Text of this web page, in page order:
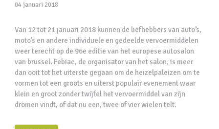
04 januari 2018
Van 12 tot 21 januari 2018 kunnen de liefhebbers van auto’s,
moto’s en andere individuele en gedeelde vervoermiddelen
weer terecht op de 96e editie van het europese autosalon
van brussel. Febiac, de organisator van het salon, is meer
dan ooit tot het uiterste gegaan om de heizelpaleizen om te
vormen tot een groots en uiterst populair evenement waar
klein en groot zonder twijfel het vervoermiddel van zijn
dromen vindt, of dat nu een, twee of vier wielen telt.